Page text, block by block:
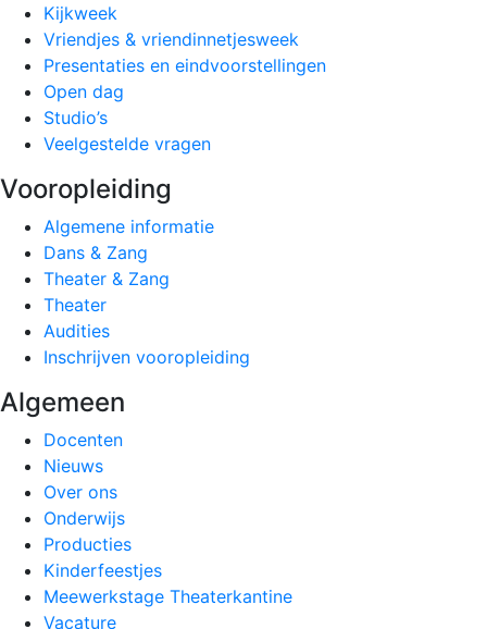
Kijkweek
Vriendjes & vriendinnetjesweek
Presentaties en eindvoorstellingen
Open dag
Studio’s
Veelgestelde vragen
Vooropleiding
Algemene informatie
Dans & Zang
Theater & Zang
Theater
Audities
Inschrijven vooropleiding
Algemeen
Docenten
Nieuws
Over ons
Onderwijs
Producties
Kinderfeestjes
Meewerkstage Theaterkantine
Vacature